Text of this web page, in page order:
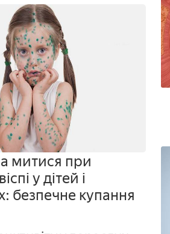
препаратами
митися при
у дітей і
безпечне купання